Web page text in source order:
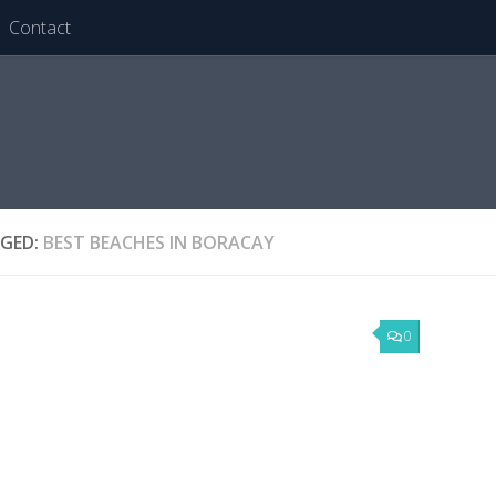
Contact
BEST BEACHES IN BORACAY
0